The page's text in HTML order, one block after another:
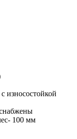
износостойкой
100 мм